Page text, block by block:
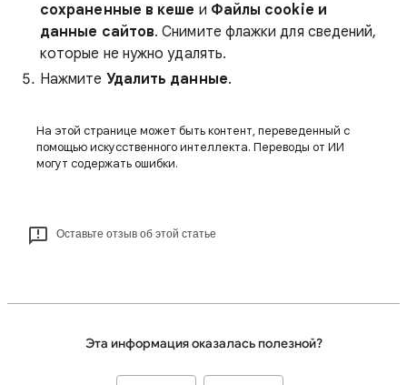
сохраненные в кеше и Файлы cookie и
данные сайтов. Снимите флажки для сведений,
которые не нужно удалять.
Нажмите Удалить данные.
На этой странице может быть контент, переведенный с
помощью искусственного интеллекта. Переводы от ИИ
могут содержать ошибки.
Оставьте отзыв об этой статье
Эта информация оказалась полезной?